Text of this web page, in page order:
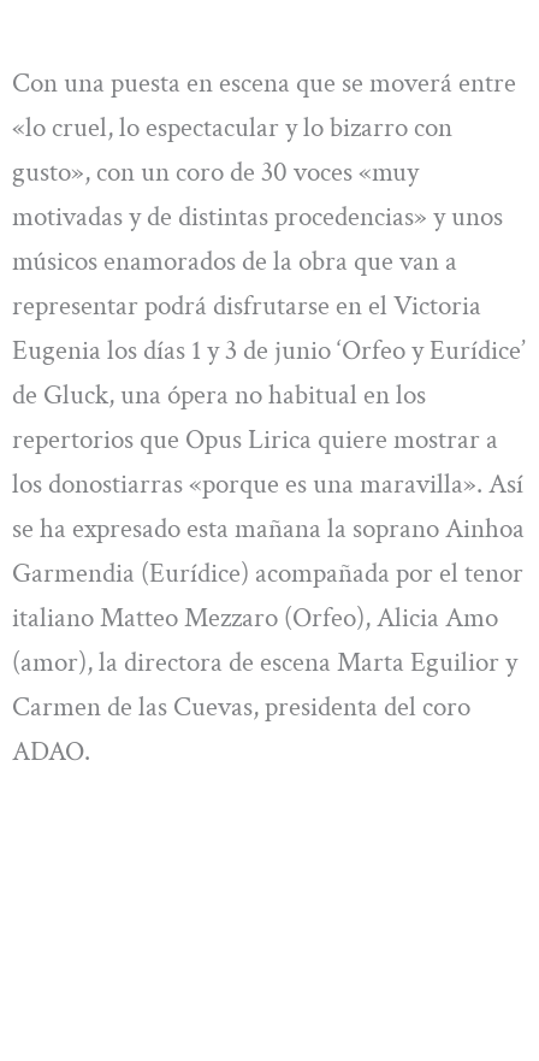
Con una puesta en escena que se moverá entre
«lo cruel, lo espectacular y lo bizarro con
gusto», con un coro de 30 voces «muy
motivadas y de distintas procedencias» y unos
músicos enamorados de la obra que van a
representar podrá disfrutarse en el Victoria
Eugenia los días 1 y 3 de junio ‘Orfeo y Eurídice’
de Gluck, una ópera no habitual en los
repertorios que Opus Lirica quiere mostrar a
los donostiarras «porque es una maravilla». Así
se ha expresado esta mañana la soprano Ainhoa
Garmendia (Eurídice) acompañada por el tenor
italiano Matteo Mezzaro (Orfeo), Alicia Amo
(amor), la directora de escena Marta Eguilior y
Carmen de las Cuevas, presidenta del coro
ADAO.